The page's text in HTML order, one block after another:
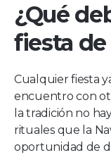
¿Qué
fiesta
Cualquier fiesta
encuentro con
la tradición no
rituales que la
oportunidad de